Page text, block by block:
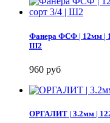
Фанера ФСФ | 12мм |
Ш2
960 руб
ОРГАЛИТ | 3.2мм |